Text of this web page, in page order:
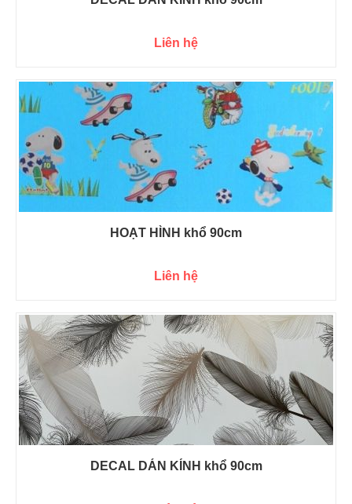
Liên hệ
HOẠT HÌNH khổ 90cm
Liên hệ
DECAL DÁN KÍNH khổ 90cm